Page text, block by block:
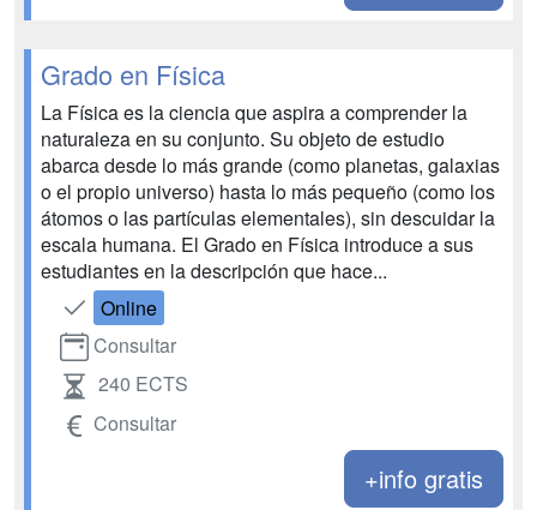
Grado en Física
La Física es la ciencia que aspira a comprender la
naturaleza en su conjunto. Su objeto de estudio
abarca desde lo más grande (como planetas, galaxias
o el propio universo) hasta lo más pequeño (como los
átomos o las partículas elementales), sin descuidar la
escala humana. El Grado en Física introduce a sus
estudiantes en la descripción que hace...
Online
Consultar
240 ECTS
Consultar
+info gratis